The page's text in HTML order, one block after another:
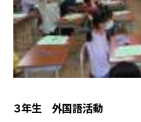
３年生 外国語活動